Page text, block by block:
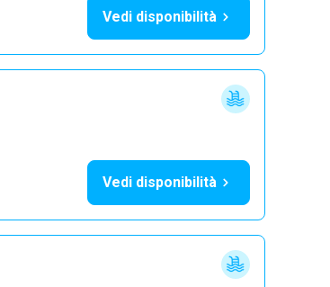
Vedi disponibilità
Vedi disponibilità